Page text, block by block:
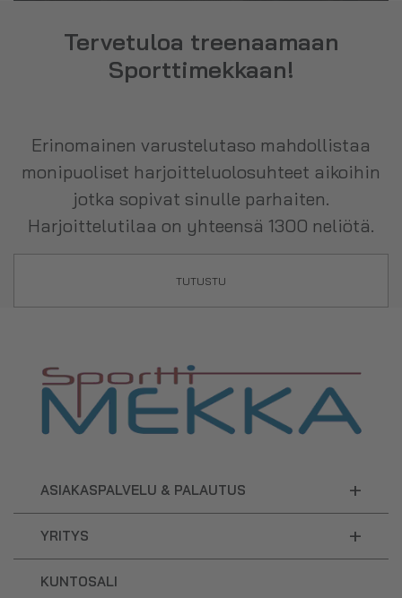
Tervetuloa treenaamaan
Sporttimekkaan!
Erinomainen varustelutaso mahdollistaa
monipuoliset harjoitteluolosuhteet aikoihin
jotka sopivat sinulle parhaiten.
Harjoittelutilaa on yhteensä 1300 neliötä.
TUTUSTU
ASIAKASPALVELU & PALAUTUS +
YRITYS +
KUNTOSALI